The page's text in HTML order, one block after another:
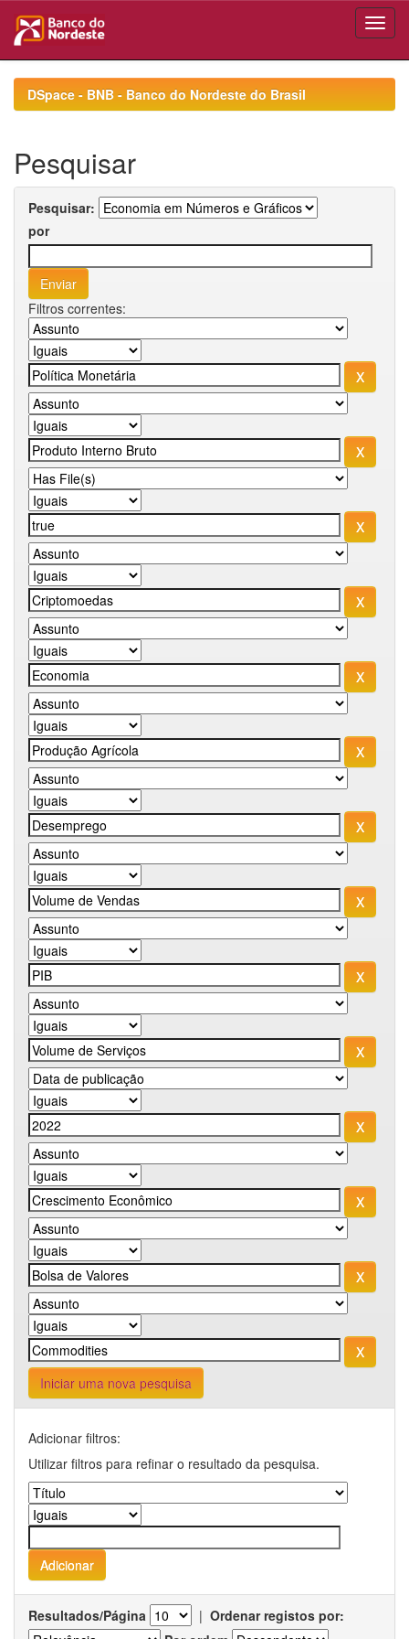
navigationDSpace - BNB - Banco do Nordeste do Brasil
Pesquisar
Pesquisar:
por
Filtros correntes:
Iniciar uma nova pesquisa
Adicionar filtros:
Utilizar filtros para refinar o resultado da pesquisa.
Resultados/Página | Ordenar registos por: